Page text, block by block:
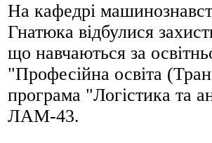
На кафедрі
Гнатюка відбулися
що навчаються за
"Професійна освіта
програма "Логістика та
ЛАМ-43.